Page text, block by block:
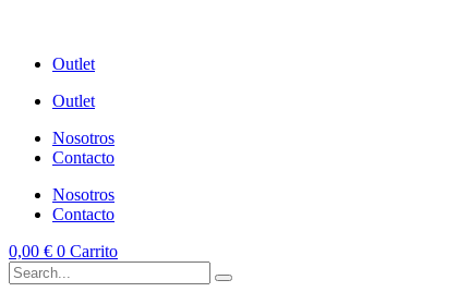
Outlet
Outlet
Nosotros
Contacto
Nosotros
Contacto
0,00 € 0 Carrito